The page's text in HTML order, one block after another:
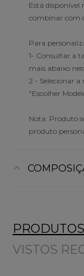
Está disponível
combinar com
Para
1- Consultar a
mais abaixo
2 - Selecionar a
"Escolher
Nota: Produto
produto
VISTOS